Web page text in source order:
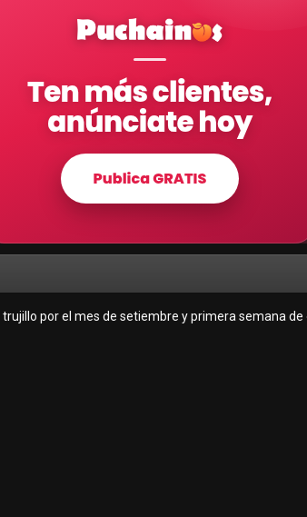
por el mes de setiembre y primera semana